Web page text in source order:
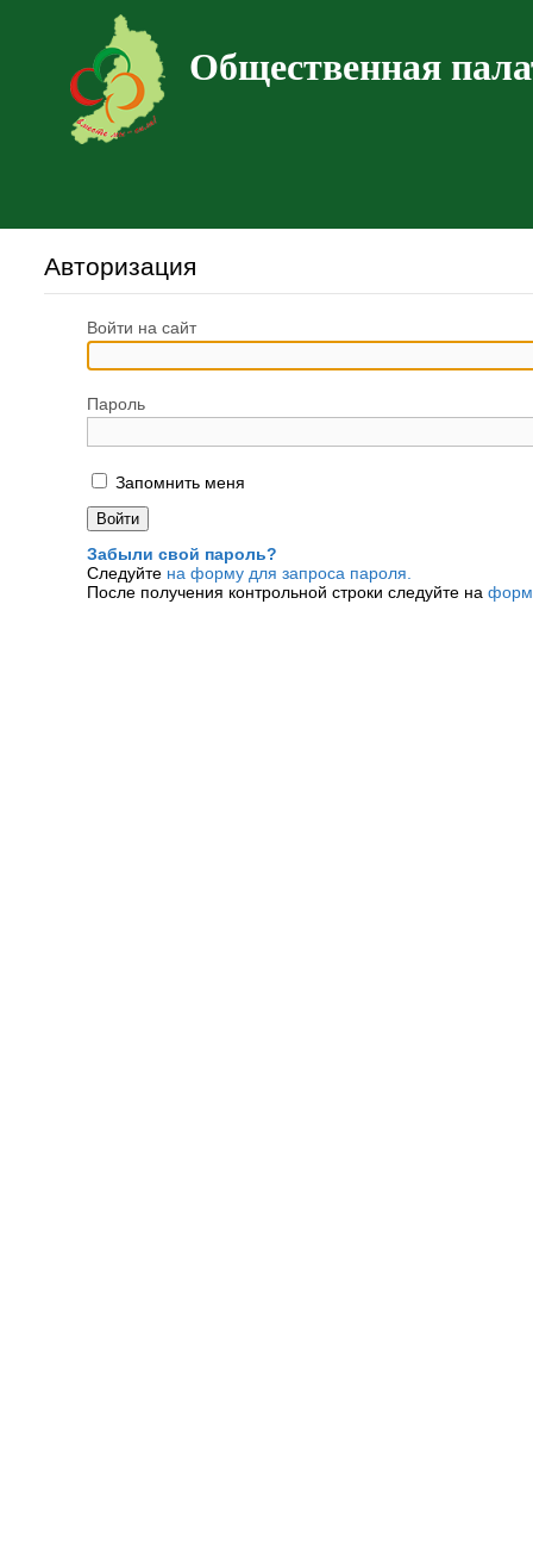
Общественная
Авторизация
Войти на сайт
Пароль
Запомнить меня
Забыли свой пароль?
Следуйте на форму для запроса пароля.
После получения контрольной строки следуйте на